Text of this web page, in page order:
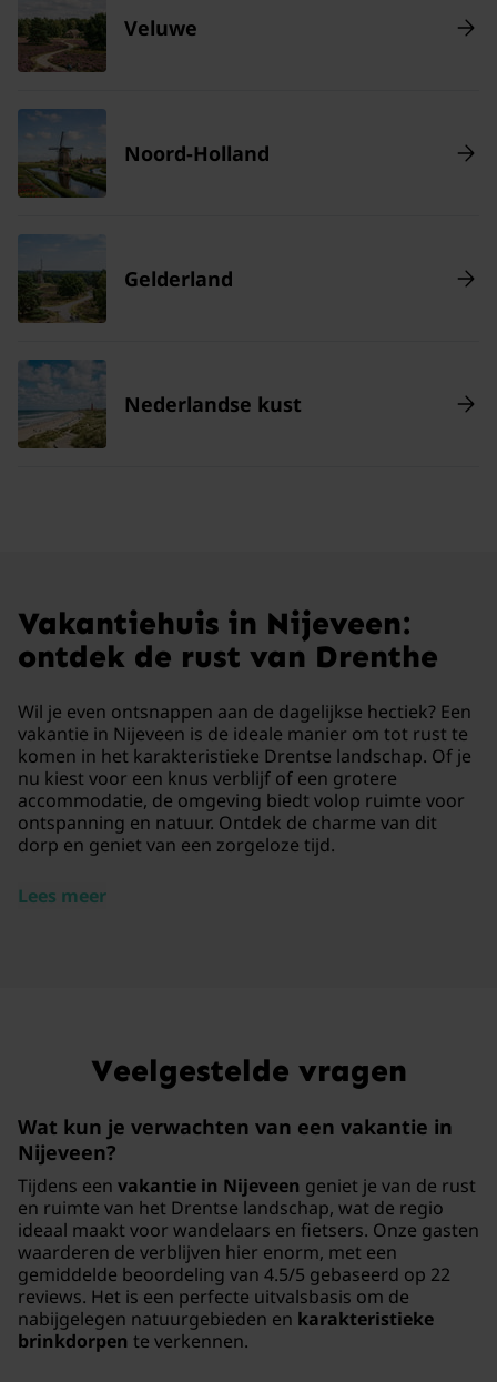
Veluwe
Noord-Holland
Gelderland
Nederlandse kust
Vakantiehuis in Nijeveen:
ontdek de rust van Drenthe
Wil je even ontsnappen aan de dagelijkse hectiek? Een
vakantie in Nijeveen is de ideale manier om tot rust te
komen in het karakteristieke Drentse landschap. Of je
nu kiest voor een knus verblijf of een grotere
accommodatie, de omgeving biedt volop ruimte voor
ontspanning en natuur. Ontdek de charme van dit
dorp en geniet van een zorgeloze tijd.
Lees meer
Veelgestelde vragen
Wat kun je verwachten van een vakantie in
Nijeveen?
Tijdens een vakantie in Nijeveen geniet je van de rust
en ruimte van het Drentse landschap, wat de regio
ideaal maakt voor wandelaars en fietsers. Onze gasten
waarderen de verblijven hier enorm, met een
gemiddelde beoordeling van 4.5/5 gebaseerd op 22
reviews. Het is een perfecte uitvalsbasis om de
nabijgelegen natuurgebieden en karakteristieke
brinkdorpen te verkennen.